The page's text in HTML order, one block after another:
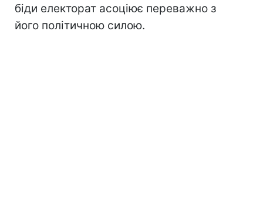
біди електорат асоціює переважно з
його політичною силою.